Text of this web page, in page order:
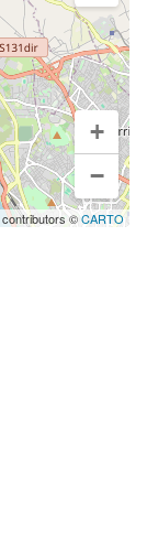
+
−
contributors ©CARTO